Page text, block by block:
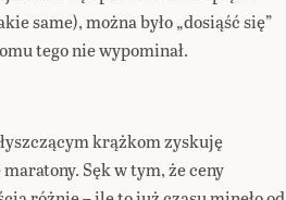
same), można było „dosiąść się”
tego nie wypominał.
krążkom zyskuję
Sęk w tym, że ceny